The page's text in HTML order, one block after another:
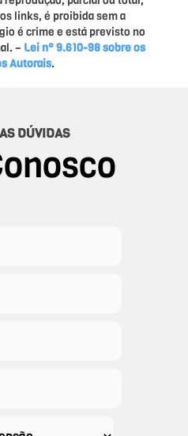
links, é proibida sem a
é crime e está previsto no
– Lei n° 9.610-98 sobre os
Autorais.
DÚVIDAS